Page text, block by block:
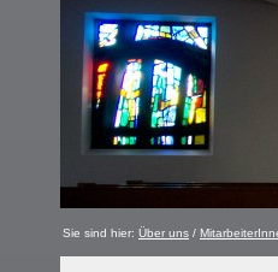
Sie sind hier: Über uns /